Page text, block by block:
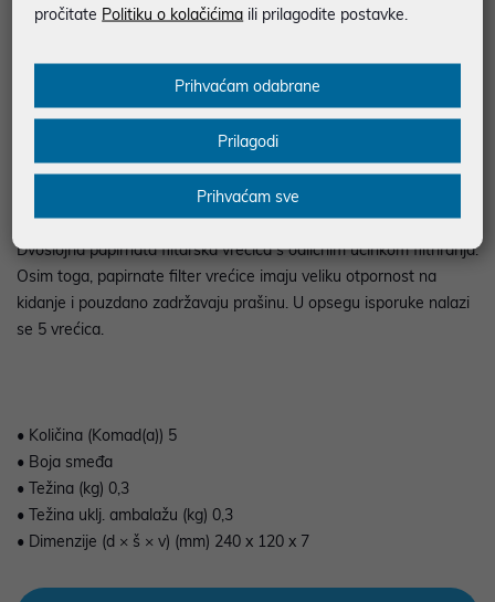
Podaci uz artikle su prezentirani u dobroj namjeri. Mikronis d.o.o. ne
ilustrativne prirode te ne moraju u potpunosti odgovarati artiklima. Za sve
eventualne nejasnoće možete nas kontaktirati na
Dvoslojna papirnata filtarska vrećica s odličnim učinkom filtriranja.
Osim toga, papirnate filter vrećice imaju veliku otpornost na
kidanje i pouzdano zadržavaju prašinu. U opsegu isporuke nalazi
se 5 vrećica.
• Količina (Komad(a)) 5
• Boja smeđa
• Težina (kg) 0,3
• Težina uklj. ambalažu (kg) 0,3
• Dimenzije (d × š × v) (mm) 240 x 120 x 7
pročitate Politiku o kolačićima ili prilagodite postavke.
Prihvaćam odabrane
Prilagodi
Prihvaćam sve